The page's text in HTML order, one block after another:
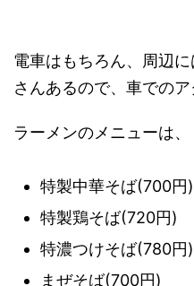
電車はもちろん、周辺
さんあるので、車でのア
ラーメンのメニューは、
特製中華そば(700円)
特製鶏そば(720円)
特濃つけそば(780円)
まぜそば(700円)